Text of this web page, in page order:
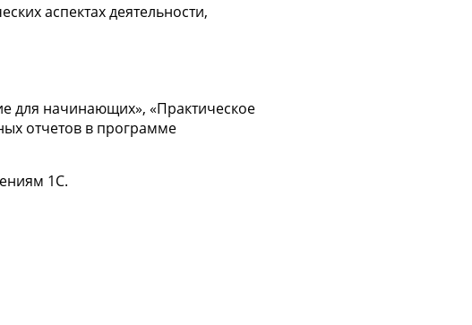
аспектах деятельности,
для начинающих», «Практическое
отчетов в программе
1С.